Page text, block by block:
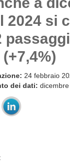
2024 si
24 febbraio
dei dati: